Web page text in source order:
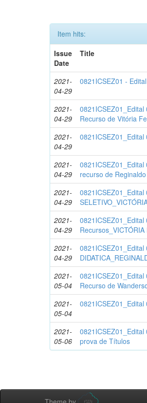
Item hits:
Issue
Date
Title
2021-
04-29
0821ICSEZ01 -
2021-
04-29
Recurso de Vitória
2021-
04-29
2021-
04-29
recurso de
2021-
04-29
0821ICSEZ01_Edital
2021-
04-29
Recursos_VICTÓRIA
2021-
04-29
0821ICSEZ01_Edital
2021-
05-04
Recurso de
2021-
05-04
2021-
05-06
prova de Títulos